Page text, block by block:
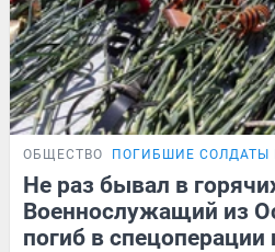
ОБЩЕСТВО ПОГИБШИЕ СОЛДАТЫ
Не раз бывал в
Военнослужащий из
погиб в спецоперации